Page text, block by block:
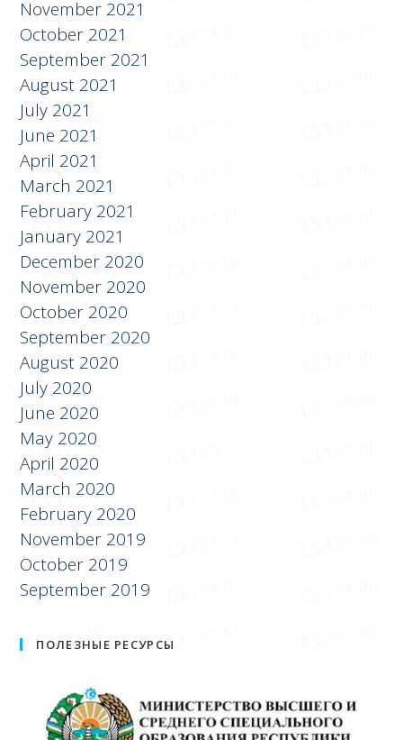
November 2021
October 2021
September 2021
August 2021
July 2021
June 2021
April 2021
March 2021
February 2021
January 2021
December 2020
November 2020
October 2020
September 2020
August 2020
July 2020
June 2020
May 2020
April 2020
March 2020
February 2020
November 2019
October 2019
September 2019
ПОЛЕЗНЫЕ РЕСУРСЫ